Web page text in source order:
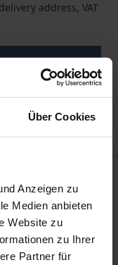
Über Cookies
Anzeigen zu
Medien anbieten
Website zu
zu Ihrer
Partner für
address, VAT
wie die